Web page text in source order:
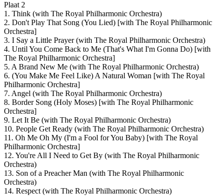
Plaat 2
1. Think (with The Royal Philharmonic Orchestra)
2. Don't Play That Song (You Lied) [with The Royal Philharmonic
Orchestra]
3. I Say a Little Prayer (with The Royal Philharmonic Orchestra)
4. Until You Come Back to Me (That's What I'm Gonna Do) [with
The Royal Philharmonic Orchestra]
5. A Brand New Me (with The Royal Philharmonic Orchestra)
6. (You Make Me Feel Like) A Natural Woman [with The Royal
Philharmonic Orchestra]
7. Angel (with The Royal Philharmonic Orchestra)
8. Border Song (Holy Moses) [with The Royal Philharmonic
Orchestra]
9. Let It Be (with The Royal Philharmonic Orchestra)
10. People Get Ready (with The Royal Philharmonic Orchestra)
11. Oh Me Oh My (I'm a Fool for You Baby) [with The Royal
Philharmonic Orchestra]
12. You're All I Need to Get By (with The Royal Philharmonic
Orchestra)
13. Son of a Preacher Man (with The Royal Philharmonic
Orchestra)
14. Respect (with The Royal Philharmonic Orchestra)